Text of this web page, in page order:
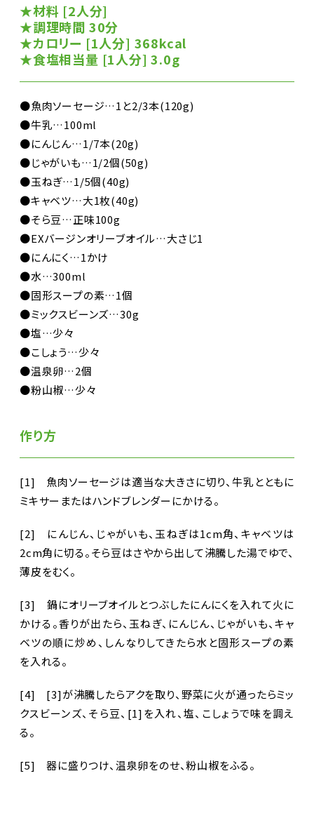
★材料 [2人分]
★調理時間 30分
★カロリー [1人分] 368kcal
★食塩相当量 [1人分] 3.0g
●魚肉ソーセージ…1と2/3本(120g)
●牛乳…100ml
●にんじん…1/7本(20g)
●じゃがいも…1/2個(50g)
●玉ねぎ…1/5個(40g)
●キャベツ…大1枚(40g)
●そら豆…正味100g
●EXバージンオリーブオイル…大さじ1
●にんにく…1かけ
●水…300ml
●固形スープの素…1個
●ミックスビーンズ…30g
●塩…少々
●こしょう…少々
●温泉卵…2個
●粉山椒…少々
作り方
[1] 魚肉ソーセージは適当な大きさに切り、牛乳とともに
ミキサーまたはハンドブレンダーにかける。
[2] にんじん、じゃがいも、玉ねぎは1cm角、キャベツは
2cm角に切る。そら豆はさやから出して沸騰した湯でゆで、
薄皮をむく。
[3] 鍋にオリーブオイルとつぶしたにんにくを入れて火に
かける。香りが出たら、玉ねぎ、にんじん、じゃがいも、キャ
ベツの順に炒め、しんなりしてきたら水と固形スープの素
を入れる。
[4] [3]が沸騰したらアクを取り、野菜に火が通ったらミッ
クスビーンズ、そら豆、[1]を入れ、塩、こしょうで味を調え
る。
[5] 器に盛りつけ、温泉卵をのせ、粉山椒をふる。